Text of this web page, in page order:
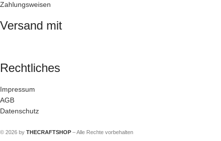
Zahlungsweisen
Versand mit
Rechtliches
Impressum
AGB
Datenschutz
© 2026 by THECRAFTSHOP – Alle Rechte vorbehalten